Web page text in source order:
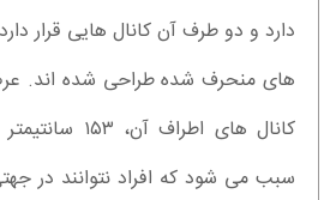
دارد و دو طرف آن کانال هایی قرار
های منحرف شده طراحی شده اند.
کانال های
سبب می شود که افراد نتوانند در